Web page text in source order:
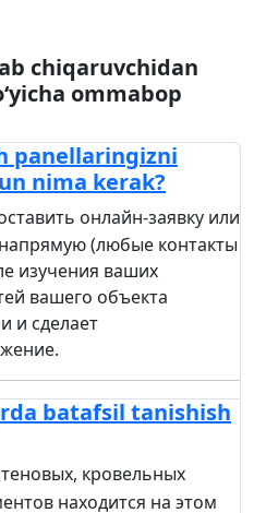
chiqaruvchidan
ommabop
panellaringizni
nima kerak?
онлайн-заявку или
(любые контакты
изучения ваших
вашего объекта
и сделает
batafsil tanishish
кровельных
находится на этом